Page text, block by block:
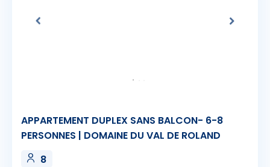
APPARTEMENT DUPLEX SANS BALCON- 6-8
PERSONNES | DOMAINE DU VAL DE ROLAND
8